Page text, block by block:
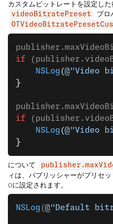
カスタムビットレートを設定した
videoBitratePreset プロ
if
    NSLog
(@"Video
}
if
    NSLog
(@"Video
}
について
ィは、パブリッシャーがプリセッ
0に設定されます。
NSLog (@"Default